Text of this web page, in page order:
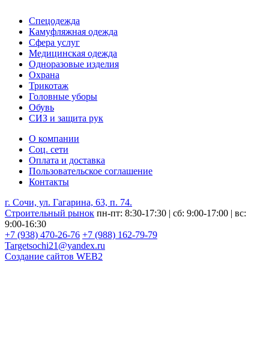
Спецодежда
Камуфляжная одежда
Сфера услуг
Медицинская одежда
Одноразовые изделия
Охрана
Трикотаж
Головные уборы
Обувь
СИЗ и защита рук
О компании
Соц. сети
Оплата и доставка
Пользовательское соглашение
Контакты
г. Сочи, ул. Гагарина, 63, п. 74.
Строительный рынок пн-пт: 8:30-17:30 | сб: 9:00-17:00 | вс:
9:00-16:30
+7 (938) 470-26-76 +7 (988) 162-79-79
Targetsochi21@yandex.ru
Создание сайтов WEB2